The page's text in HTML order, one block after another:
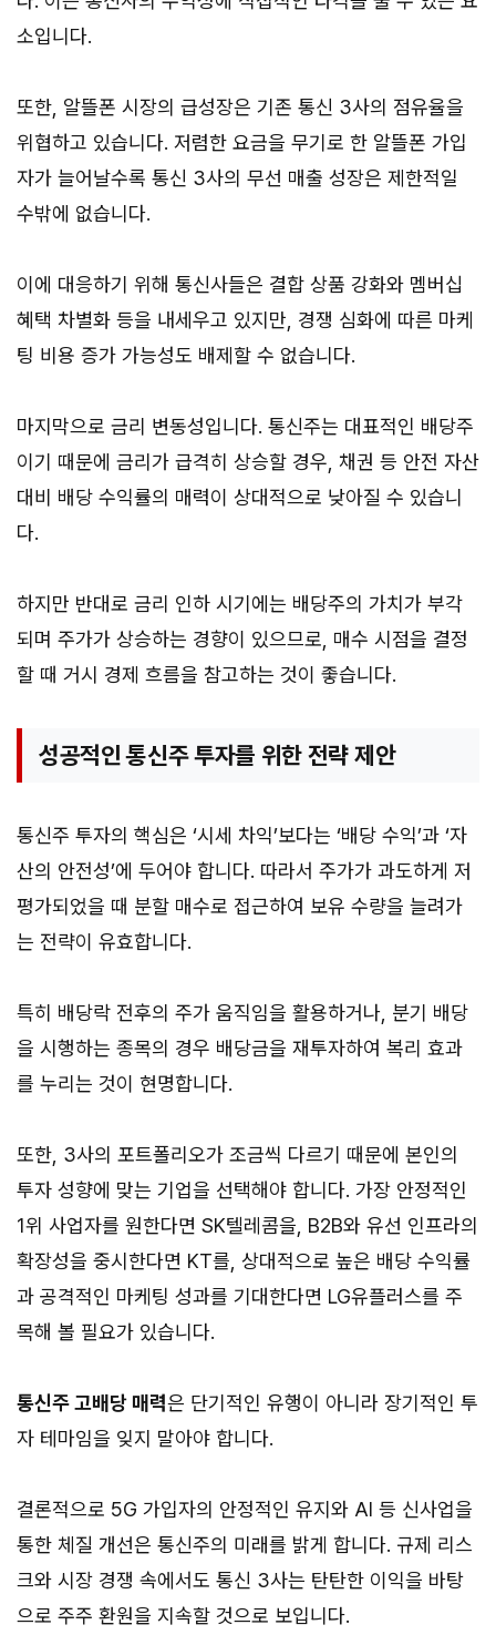
소입니다.
또한, 알뜰폰 시장의 급성장은 기존 통신 3사의 점유율을
위협하고 있습니다. 저렴한 요금을 무기로 한 알뜰폰 가입
자가 늘어날수록 통신 3사의 무선 매출 성장은 제한적일
수밖에 없습니다.
이에 대응하기 위해 통신사들은 결합 상품 강화와 멤버십
혜택 차별화 등을 내세우고 있지만, 경쟁 심화에 따른 마케
팅 비용 증가 가능성도 배제할 수 없습니다.
마지막으로 금리 변동성입니다. 통신주는 대표적인 배당주
이기 때문에 금리가 급격히 상승할 경우, 채권 등 안전 자산
대비 배당 수익률의 매력이 상대적으로 낮아질 수 있습니
다.
하지만 반대로 금리 인하 시기에는 배당주의 가치가 부각
되며 주가가 상승하는 경향이 있으므로, 매수 시점을 결정
할 때 거시 경제 흐름을 참고하는 것이 좋습니다.
성공적인 통신주 투자를 위한 전략 제안
통신주 투자의 핵심은 ‘시세 차익’보다는 ‘배당 수익’과 ‘자
산의 안전성’에 두어야 합니다. 따라서 주가가 과도하게 저
평가되었을 때 분할 매수로 접근하여 보유 수량을 늘려가
는 전략이 유효합니다.
특히 배당락 전후의 주가 움직임을 활용하거나, 분기 배당
을 시행하는 종목의 경우 배당금을 재투자하여 복리 효과
를 누리는 것이 현명합니다.
또한, 3사의 포트폴리오가 조금씩 다르기 때문에 본인의
투자 성향에 맞는 기업을 선택해야 합니다. 가장 안정적인
1위 사업자를 원한다면 SK텔레콤을, B2B와 유선 인프라의
확장성을 중시한다면 KT를, 상대적으로 높은 배당 수익률
과 공격적인 마케팅 성과를 기대한다면 LG유플러스를 주
목해 볼 필요가 있습니다.
통신주 고배당 매력은 단기적인 유행이 아니라 장기적인 투
자 테마임을 잊지 말아야 합니다.
결론적으로 5G 가입자의 안정적인 유지와 AI 등 신사업을
통한 체질 개선은 통신주의 미래를 밝게 합니다. 규제 리스
크와 시장 경쟁 속에서도 통신 3사는 탄탄한 이익을 바탕
으로 주주 환원을 지속할 것으로 보입니다.